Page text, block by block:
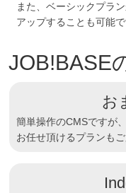
また、ベーシックプラ
アップすることも可能で
JOB!BASE
お
簡単操作のCMSですが
お任せ頂けるプランも